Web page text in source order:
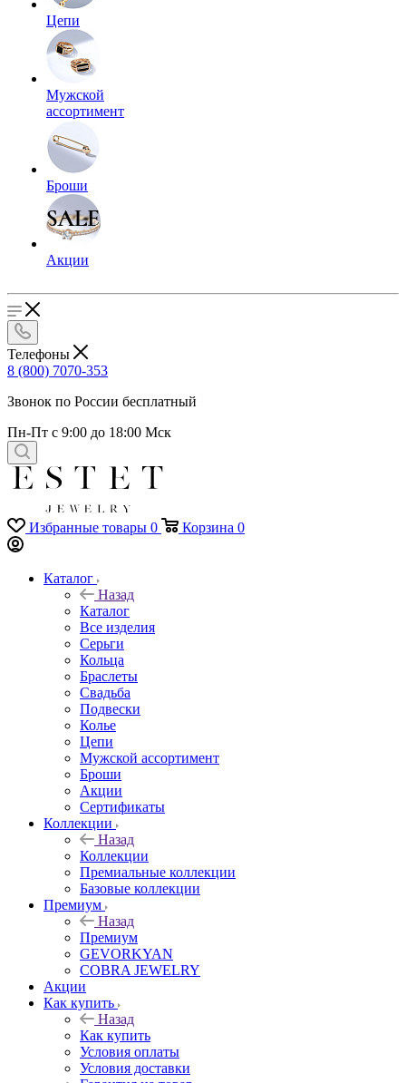
Цепи
Мужской
ассортимент
Броши
Акции
Телефоны
8 (800) 7070-353
Звонок по России бесплатный
Пн-Пт с 9:00 до 18:00 Мск
Избранные товары 0 Корзина 0
Каталог
Назад
Каталог
Все изделия
Серьги
Кольца
Браслеты
Свадьба
Подвески
Колье
Цепи
Мужской ассортимент
Броши
Акции
Сертификаты
Коллекции
Назад
Коллекции
Премиальные коллекции
Базовые коллекции
Премиум
Назад
Премиум
GEVORKYAN
COBRA JEWELRY
Акции
Как купить
Назад
Как купить
Условия оплаты
Условия доставки